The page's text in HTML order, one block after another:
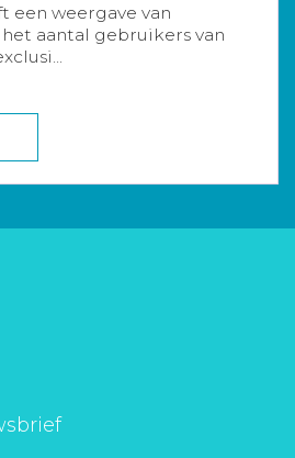
een weergave van
aantal gebruikers van